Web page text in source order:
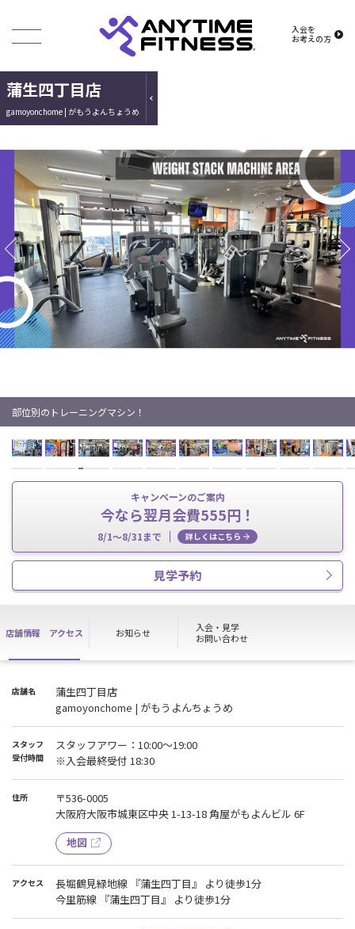
入会を
お考えの方
蒲生四丁目店
gamoyonchome | がもうよんちょうめ
部位別のトレーニングマシン！
キャンペーンのご案内
今なら翌月会費555円！
8/1～8/31まで 詳しくはこちら
見学予約
店舗情報 アクセス お知らせ
入会・見学
お問い合わせ
店舗名
蒲生四丁目店
gamoyonchome | がもうよんちょうめ
スタッフ
受付時間
スタッフアワー：10:00〜19:00
※入会最終受付 18:30
住所
〒536-0005
大阪府大阪市城東区中央 1-13-18 角屋がもよんビル 6F
地図
アクセス
長堀鶴見緑地線 『蒲生四丁目』 より徒歩1分
今里筋線 『蒲生四丁目』 より徒歩1分